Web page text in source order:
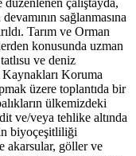
çalıştayda,
sağlanmasına
Tarım ve Orman
konusunda uzman
ve deniz
Koruma
üzere toplantıda bir
ülkemizdeki
ve/veya tehlike altında
biyoçeşitliliği
akarsular, göller ve